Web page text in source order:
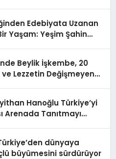
Edebiyata Uzanan
Yaşam: Yeşim Şahin
Beylik İşkembe, 20
ve Lezzetin Değişmeyen
Hanoğlu Türkiye’yi
Arenada Tanıtmayı
dünyaya
büyümesini sürdürüyor